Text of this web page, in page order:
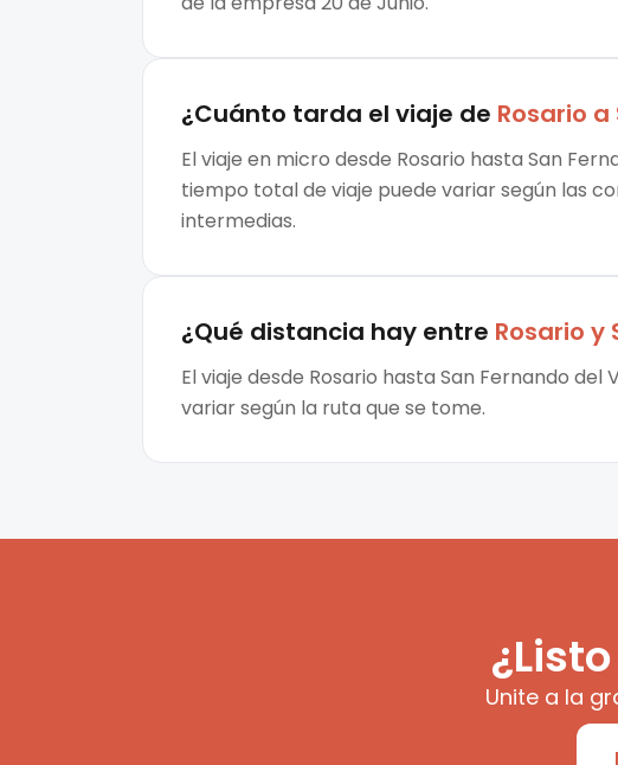
¿Cuánto tarda el viaje de Rosario a
El viaje en micro desde Rosario hasta San
tiempo total de viaje puede variar según las
intermedias.
¿Qué distancia hay entre Rosario y
El viaje desde Rosario hasta San Fernando
variar según la ruta que se tome.
Unite a la